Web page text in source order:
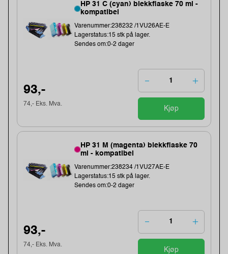
HP 31 C (cyan) blekkflaske 70 ml -
kompatibel
Varenummer:238232 /1VU26AE-E
Lagerstatus:15 stk på lager.
Sendes om:0-2 dager
93,-
74,- Eks. Mva.
Kjøp
HP 31 M (magenta) blekkflaske 70
ml - kompatibel
Varenummer:238234 /1VU27AE-E
Lagerstatus:15 stk på lager.
Sendes om:0-2 dager
93,-
74,- Eks. Mva.
Kjøp